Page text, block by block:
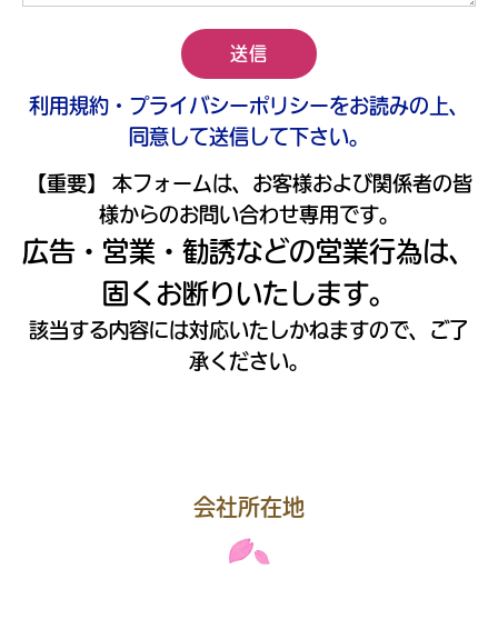
送信
利用規約・プライバシーポリシーをお読みの上、
同意して送信して下さい。
【重要】 本フォームは、お客様および関係者の皆
様からのお問い合わせ専用です。
広告・営業・勧誘などの営業行為は、
固くお断りいたします。
該当する内容には対応いたしかねますので、ご了
承ください。
会社所在地